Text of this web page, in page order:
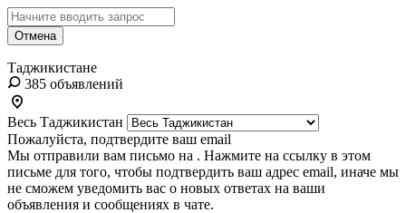
Отмена
Таджикистане
385 объявлений
Весь Таджикистан
Пожалуйста, подтвердите ваш email
Мы отправили вам письмо на . Нажмите на ссылку в этом
письме для того, чтобы подтвердить ваш адрес email, иначе мы
не сможем уведомить вас о новых ответах на ваши
объявления и сообщениях в чате.